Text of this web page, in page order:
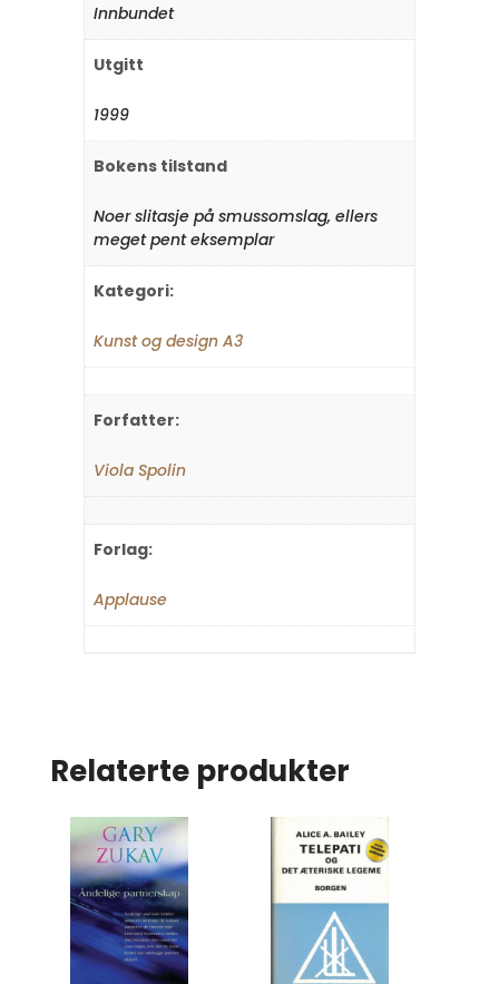
Innbundet
Utgitt
1999
Bokens tilstand
Noer slitasje på smussomslag, ellers
meget pent eksemplar
Kategori:
Kunst og design A3
Forfatter:
Viola Spolin
Forlag:
Applause
Relaterte produkter